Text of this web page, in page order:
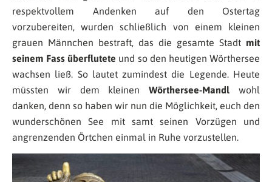
respektvollem Andenken auf den Ostertag
vorzubereiten, wurden schließlich von einem kleinen
grauen Männchen bestraft, das die gesamte Stadt mit
seinem Fass überflutete und so den heutigen Wörthersee
wachsen ließ. So lautet zumindest die Legende. Heute
müssten wir dem kleinenWörthersee-Mandl wohl
danken, denn so haben wir nun die Möglichkeit, euch den
wunderschönen See mit samt seinen Vorzügen und
angrenzenden Örtchen einmal in Ruhe vorzustellen.